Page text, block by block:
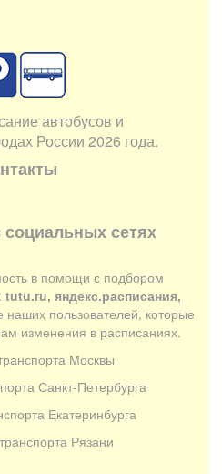
автобусов и
России 2026 года.
сетях
в помощи с подбором
tutu.ru, яндекс.расписания,
наших пользователей, которые
изменения в расписаниях.
Москвы
Санкт-Петербурга
Екатеринбурга
Рязани